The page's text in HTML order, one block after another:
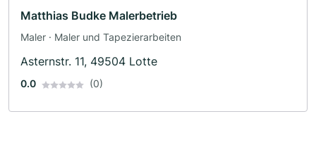
Matthias Budke Malerbetrieb
Maler · Maler und Tapezierarbeiten
Asternstr. 11, 49504 Lotte
0.0 (0)